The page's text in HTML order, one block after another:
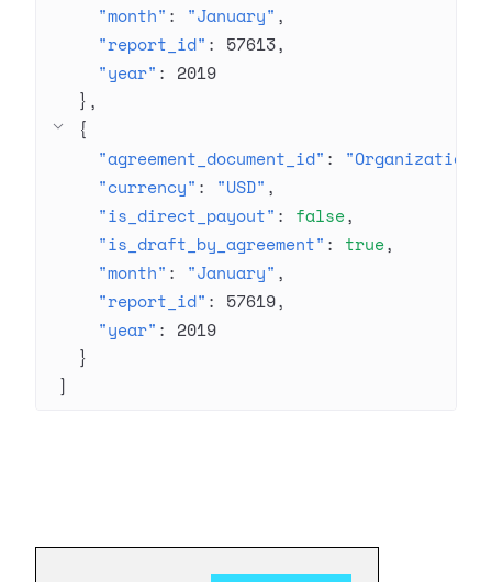
"month" : "January"
"report_id" : 57613
"year" : 2019
}
{
"agreement_document_id" : "Organization
"currency" : "USD"
"is_direct_payout" : false
"is_draft_by_agreement" : true
"month" : "January"
"report_id" : 57619
"year" : 2019
}
]